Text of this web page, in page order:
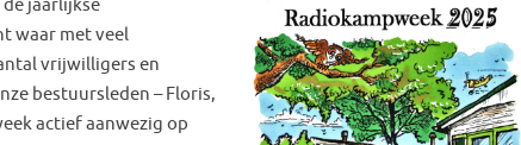
jaarlijkse
waar met veel
vrijwilligers en
bestuursleden – Floris,
actief aanwezig op